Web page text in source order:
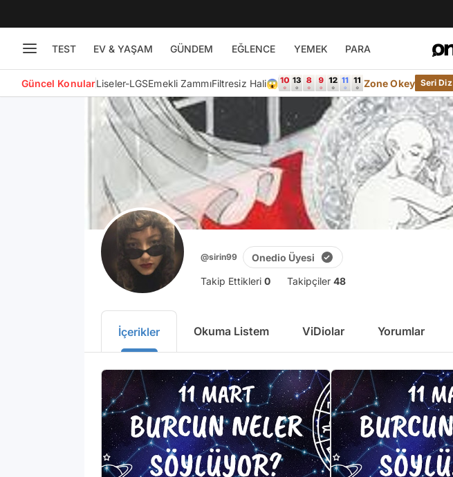
TEST EV & YAŞAM GÜNDEM EĞLENCE YEMEK PARA
Güncel KonularLiseler-LGSEmekli ZammıFiltresiz Hali😱 Zone Okey Seri Diz
@sirin99 Onedio Üyesi
Takip Ettikleri 0 Takipçiler 48
İçerikler Okuma Listem ViDiolar Yorumlar